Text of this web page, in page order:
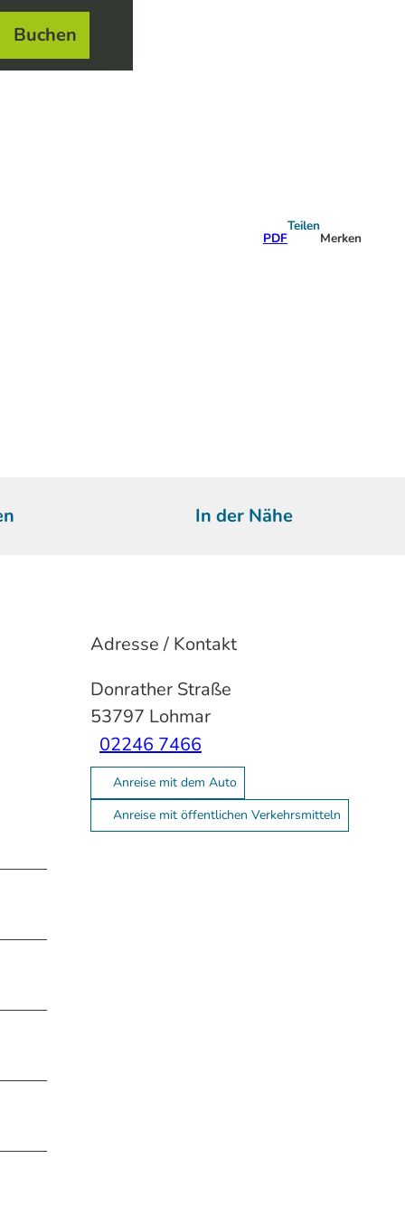
Buchen
PDF
Teilen
Merken
In der Nähe
Adresse / Kontakt
Donrather Straße
53797 Lohmar
02246 7466
Anreise mit dem Auto
Anreise mit öffentlichen Verkehrsmitteln